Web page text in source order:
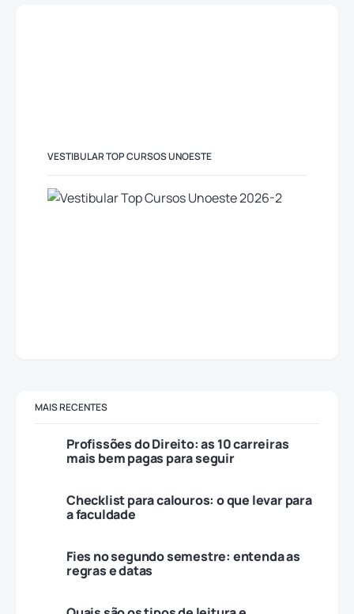
VESTIBULAR TOP CURSOS UNOESTE
MAIS RECENTES
Profissões do Direito: as 10 carreiras
mais bem pagas para seguir
Checklist para calouros: o que levar para
a faculdade
Fies no segundo semestre: entenda as
regras e datas